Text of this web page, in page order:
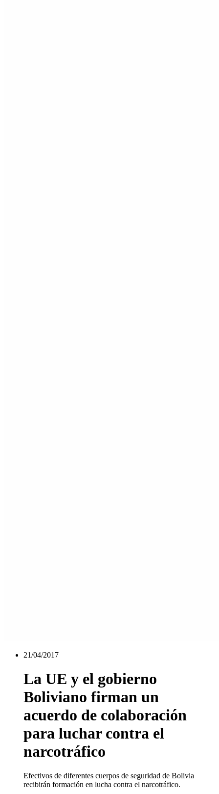
21/04/2017
La UE y el gobierno
Boliviano firman un
acuerdo de colaboración
para luchar contra el
narcotráfico
Efectivos de diferentes cuerpos de seguridad de Bolivia
recibirán formación en lucha contra el narcotráfico.